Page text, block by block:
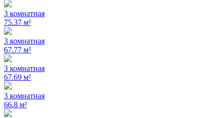
3 комнатная
75.37 м²
3 комнатная
67.77 м²
3 комнатная
67.69 м²
3 комнатная
66.8 м²